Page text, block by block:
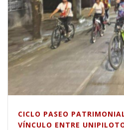
CICLO PASEO
VÍNCULO ENTRE